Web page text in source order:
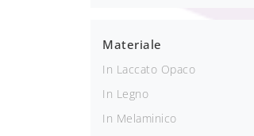
Materiale
In Laccato Opaco
In Legno
In Melaminico